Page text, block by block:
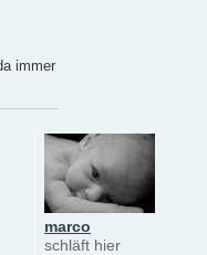
immer
marco
schläft hier